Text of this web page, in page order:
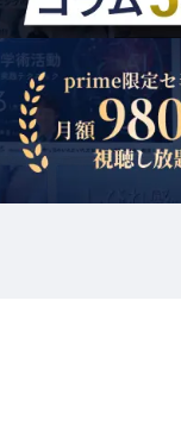
た個人情報について
調査を実施したり，
式に限ります）を行っ